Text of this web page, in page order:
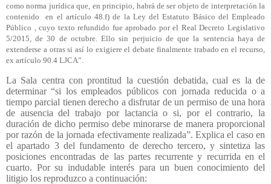
como norma jurídica que, en principio, habrá de ser objeto de interpretación la
contenido
en el artículo 48.f) de la Ley del Estatuto Básico del Empleado
Público , cuyo texto refundido fue aprobado por el Real Decreto Legislativo
5/2015, de 30 de octubre. Ello sin perjuicio de que la sentencia haya de
extenderse a otras si así lo exigiere el debate finalmente trabado en el recurso,
ex artículo 90.4 LJCA”.
La Sala centra con prontitud la cuestión debatida, cual es la de
determinar “si los empleados públicos con jornada reducida o a
tiempo parcial tienen derecho a disfrutar de un permiso de una hora
de ausencia del trabajo por lactancia o si, por el contrario, la
duración de dicho permiso debe minorarse de manera proporcional
por razón de la jornada efectivamente realizada”. Explica el caso en
el apartado 3 del fundamento de derecho tercero, y sintetiza las
posiciones encontradas de las partes recurrente y recurrida en el
cuarto. Por su indudable interés para un buen conocimiento del
litigio los reproduzco a continuación: